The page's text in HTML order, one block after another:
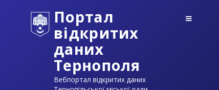
Портал
відкритих
даних
Тернополя
Вебпортал відкритих даних